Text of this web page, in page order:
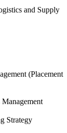
and Supply
(Placement
Strategy